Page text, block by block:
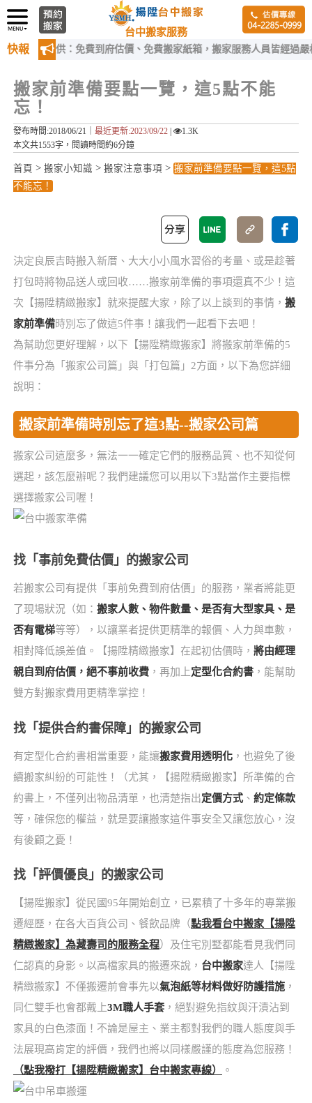
台中搬家服務
快報
供：免費到府估價、免費搬家紙箱，搬家服務人員皆經過嚴格訓練！
搬家前準備要點一覽，這5點不能
忘！
發布時間:2018/06/21｜ 最近更新:2023/09/22|
1.3K
本文共1553字，閱讀時間約6分鐘
首頁 > 搬家小知識 > 搬家注意事項 > 搬家前準備要點一覽，這5點
不能忘！
決定良辰吉時搬入新厝、大大小小風水習俗的考量、或是趁著
打包時將物品送人或回收……搬家前準備的事項還真不少！這
次【揚陞精緻搬家】就來提醒大家，除了以上談到的事情， 搬
家前準備時別忘了做這5件事！讓我們一起看下去吧！
為幫助您更好理解，以下【揚陞精緻搬家】將搬家前準備的5
件事分為「搬家公司篇」與「打包篇」2方面，以下為您詳細
說明：
搬家前準備時別忘了這3點--搬家公司篇
搬家公司這麼多，無法一一確定它們的服務品質、也不知從何
選起，該怎麼辦呢？我們建議您可以用以下3點當作主要指標
選擇搬家公司喔！
找「事前免費估價」的搬家公司
若搬家公司有提供「事前免費到府估價」的服務，業者將能更
了現場狀況（如： 搬家人數、物件數量、是否有大型家具、是
否有電梯等等），以讓業者提供更精準的報價、人力與車數，
相對降低誤差值。【揚陞精緻搬家】在起初估價時， 將由經理
親自到府估價，絕不事前收費，再加上定型化合約書，能幫助
雙方對搬家費用更精準掌控！
找「提供合約書保障」的搬家公司
有定型化合約書相當重要，能讓搬家費用透明化，也避免了後
續搬家糾紛的可能性！（尤其，【揚陞精緻搬家】所準備的合
約書上，不僅列出物品清單，也清楚指出定價方式、 約定條款
等，確保您的權益，就是要讓搬家這件事安全又讓您放心，沒
有後顧之憂！
找「評價優良」的搬家公司
【揚陞搬家】從民國95年開始創立，已累積了十多年的專業搬
遷經歷，在各大百貨公司、餐飲品牌（點我看台中搬家【揚陞
精緻搬家】為藏壽司的服務全程）及住宅別墅都能看見我們同
仁認真的身影。以高檔家具的搬遷來說， 台中搬家達人【揚陞
精緻搬家】不僅搬遷前會事先以氣泡紙等材料做好防護措施，
同仁雙手也會都戴上3M職人手套，絕對避免指紋與汗漬沾到
家具的白色漆面！不論是屋主、業主都對我們的職人態度與手
法展現高肯定的評價，我們也將以同樣嚴謹的態度為您服務！
（點我撥打【揚陞精緻搬家】 台中搬家專線） 。